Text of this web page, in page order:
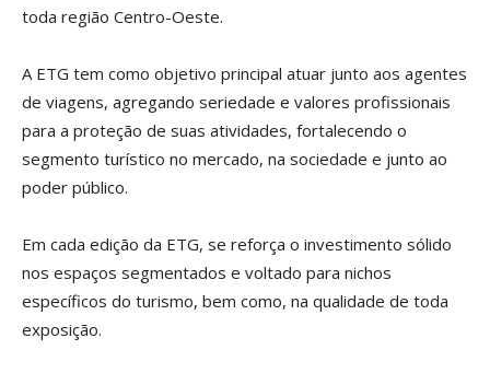
toda região Centro-Oeste.
A ETG tem como objetivo principal atuar junto aos agentes
de viagens, agregando seriedade e valores profissionais
para a proteção de suas atividades, fortalecendo o
segmento turístico no mercado, na sociedade e junto ao
poder público.
Em cada edição da ETG, se reforça o investimento sólido
nos espaços segmentados e voltado para nichos
específicos do turismo, bem como, na qualidade de toda
exposição.